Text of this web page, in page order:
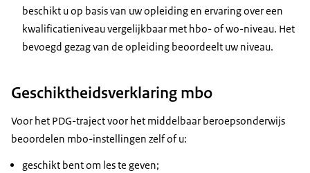
beschikt u op basis van uw opleiding en ervaring over een
kwalificatieniveau vergelijkbaar met hbo- of wo-niveau. Het
bevoegd gezag van de opleiding beoordeelt uw niveau.
Geschiktheidsverklaring mbo
Voor het PDG-traject voor het middelbaar beroepsonderwijs
beoordelen mbo-instellingen zelf of u:
geschikt bent om les te geven;